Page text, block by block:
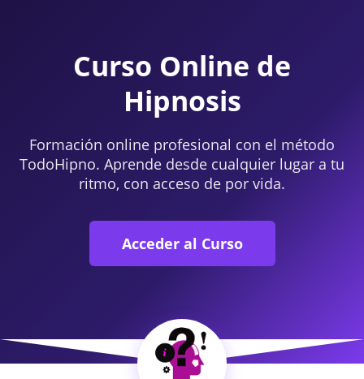
Curso Online de
Hipnosis
Formación online profesional con el método
TodoHipno. Aprende desde cualquier lugar a tu
ritmo, con acceso de por vida.
Acceder al Curso